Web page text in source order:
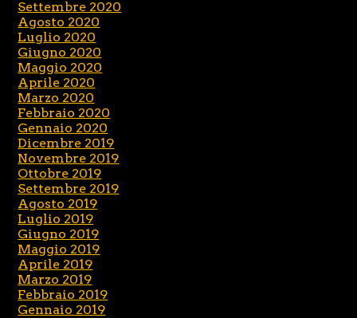
Settembre 2020
Agosto 2020
Luglio 2020
Giugno 2020
Maggio 2020
Aprile 2020
Marzo 2020
Febbraio 2020
Gennaio 2020
Dicembre 2019
Novembre 2019
Ottobre 2019
Settembre 2019
Agosto 2019
Luglio 2019
Giugno 2019
Maggio 2019
Aprile 2019
Marzo 2019
Febbraio 2019
Gennaio 2019